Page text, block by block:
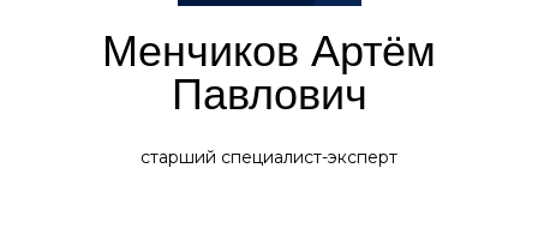
Менчиков Артём
Павлович
старший специалист-эксперт